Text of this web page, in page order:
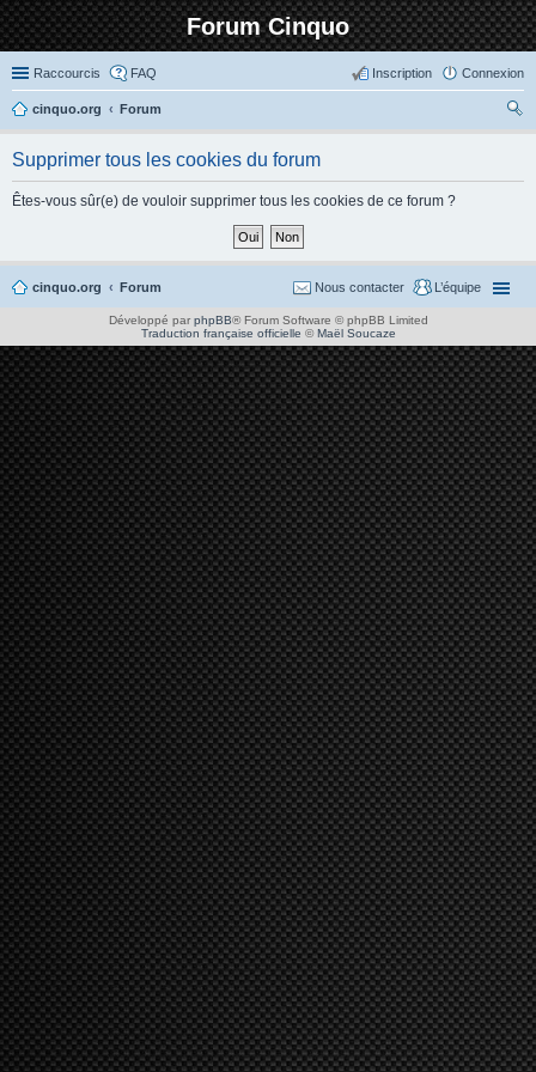
Forum Cinquo
Raccourcis FAQ Connexion
Inscription
cinquo.org
Forum
Supprimer tous les cookies du forum
Êtes-vous sûr(e) de vouloir supprimer tous les cookies de ce forum ?
cinquo.org Forum L’équipe
Nous contacter
Développé par phpBB® Forum Software © phpBB Limited
Traduction française officielle ©Maël Soucaze